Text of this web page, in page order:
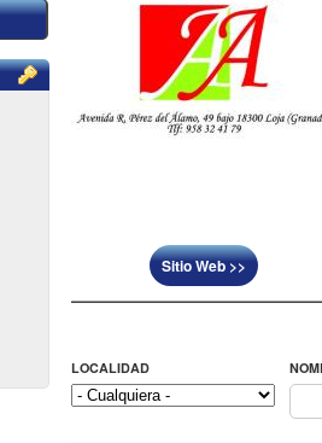
Sitio Web >>
LOCALIDAD